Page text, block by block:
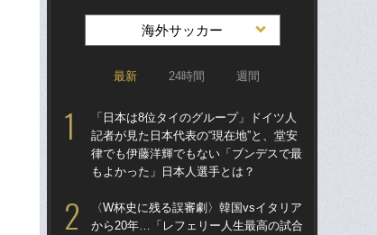
海外サッカー
最新 24時間 週間
「日本は8位タイのグループ」ドイツ人
記者が見た日本代表の“現在地”と、堂安
律でも伊藤洋輝でもない「ブンデスで最
もよかった」日本人選手とは？
〈W杯史に残る誤審劇〉韓国vsイタリア
から20年…「レフェリー人生最高の試合